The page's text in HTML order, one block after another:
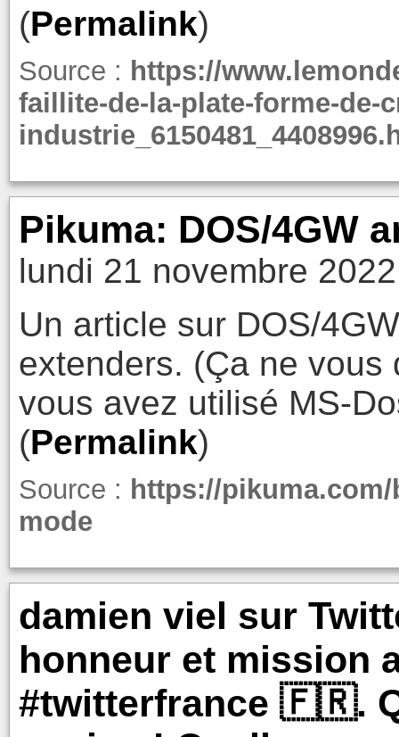
(Permalink)
Source : https://
faillite-de-la-plate-forme-de-
Pikuma: DOS/4GW
lundi 21 novembre
Un article sur DOS/
extenders. (Ça ne
vous avez utilisé MS-
(Permalink)
Source : https://
mode
damien viel sur
honneur et mission
#twitterfrance 🇫🇷.